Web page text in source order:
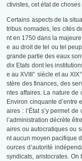
ctivistes, cet état de choses
Certains aspects de la
tribus nomades, les cités
nt en 1750 dans la
e au droit de tel ou tel
grande partie des eaux
dix Etats dont les
e au XVIII° siècle et au
stère des finances, des
ntes affaires. La nature de
Environ cinquante d’entre
aires : l’État s’y permet
l’administration décrète
aires ou autocratiques ou
nt aucun moyen pacifique
ources d’autorité
syndicats, aristocrates.